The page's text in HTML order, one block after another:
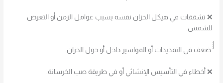
❌ تشققات في هيكل الخزان نفسه بسبب عوامل الزمن أو التعرض
للشمس.
ُُُُ ضعف في التمديدات أو المواسير داخل أو حول الخزان.
❌ أخطاء في التأسيس الإنشائي أو في طريقة صب الخرسانة.